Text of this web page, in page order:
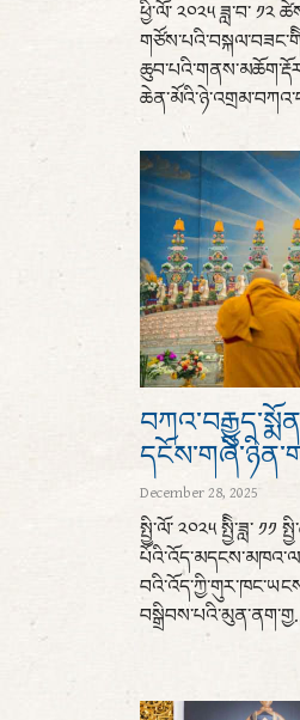
ཕྱི་ལོ་ ༢༠༢༥ ཟླ་བ་ ༡༢
December 28, 2025
སྤྱི་ལོ་ ༢༠༢༥ སྤྱིི་ཟླ་ ༡༡